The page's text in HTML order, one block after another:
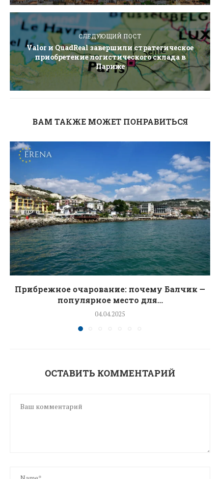
СЛЕДУЮЩИЙ ПОСТ
Valor и QuadReal завершили стратегическое
приобретение логистического склада в
Париже
ВАМ ТАКЖЕ МОЖЕТ ПОНРАВИТЬСЯ
Прибрежное очарование: почему Балчик —
популярное место для...
04.04.2025
ОСТАВИТЬ КОММЕНТАРИЙ